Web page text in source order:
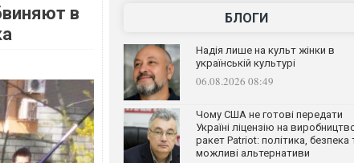
в
БЛОГИ
Надія лише на культ жінки в
українській культурі
06.08.2026 08:49
Чому США не готові передати
Україні ліцензію на
ракет Patriot: політика, безпека
можливі альтернативи